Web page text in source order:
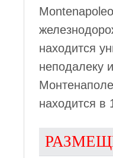
находится
неподалеку
находится в